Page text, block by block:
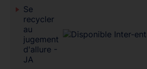
Se
recycler
au
jugement
d'allure -
JA